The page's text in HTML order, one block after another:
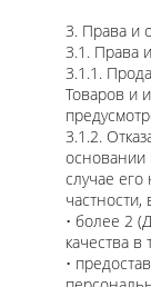
3. Права и
3.1. Права
3.1.1.
Товаров и
3.1.2.
случае
частности,
• более 2
качества в
•